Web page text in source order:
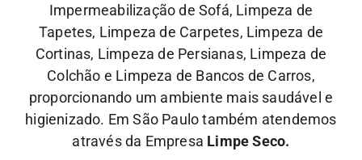
Impermeabilização de Sofá, Limpeza de
Tapetes, Limpeza de Carpetes, Limpeza de
Cortinas, Limpeza de Persianas, Limpeza de
Colchão e Limpeza de Bancos de Carros,
proporcionando um ambiente mais saudável e
higienizado. Em São Paulo também atendemos
através da Empresa Limpe Seco.